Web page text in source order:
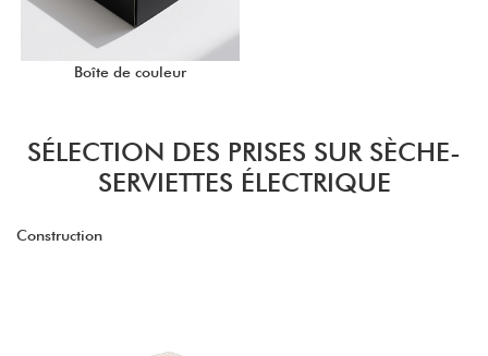
Boîte de couleur
SÉLECTION DES PRISES SUR SÈCHE-
SERVIETTES ÉLECTRIQUE
Construction